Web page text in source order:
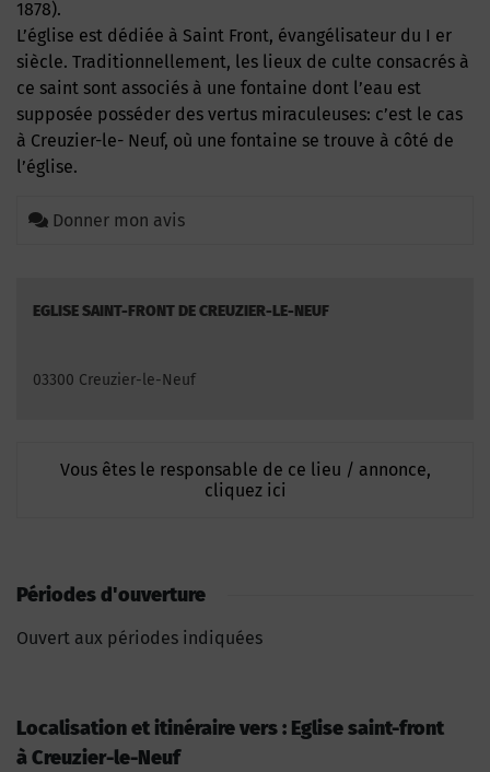
1878).
L’église est dédiée à Saint Front, évangélisateur du I er
siècle. Traditionnellement, les lieux de culte consacrés à
ce saint sont associés à une fontaine dont l’eau est
supposée posséder des vertus miraculeuses: c’est le cas
à Creuzier-le- Neuf, où une fontaine se trouve à côté de
l’église.
Donner mon avis
EGLISE SAINT-FRONT DE CREUZIER-LE-NEUF
03300 Creuzier-le-Neuf
Vous êtes le responsable de ce lieu / annonce,
cliquez ici
Périodes d'ouverture
Ouvert aux périodes indiquées
Localisation et itinéraire vers : Eglise saint-front
à Creuzier-le-Neuf